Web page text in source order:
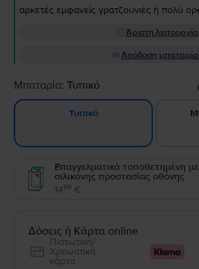
αρκετές εμφανείς γρατζουνιές ή πολύ
Άριστη λειτουργία
Απόδοση
Μπαταρία: Τυπικό
Τυπικό
Επαγγελματικά τοποθετημένη
σιλικόνης προστασίας οθόνης
1499 €
Δόσεις ή Κάρτα online
Πιστωτική/
Χρεωστική
κάρτα